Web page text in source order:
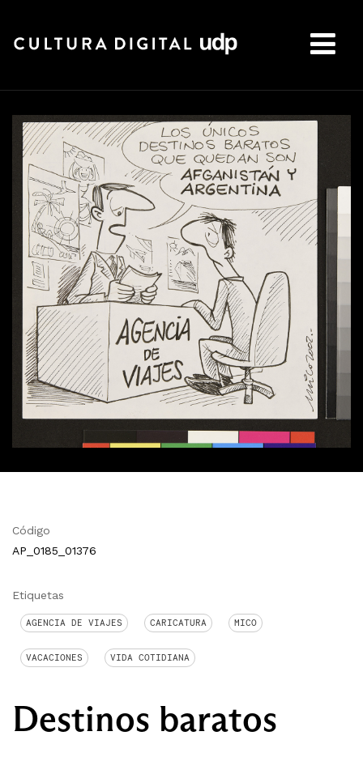
Código
AP_0185_01376
Etiquetas
AGENCIA DE VIAJES CARICATURA MICO
VACACIONES VIDA COTIDIANA
Destinos baratos